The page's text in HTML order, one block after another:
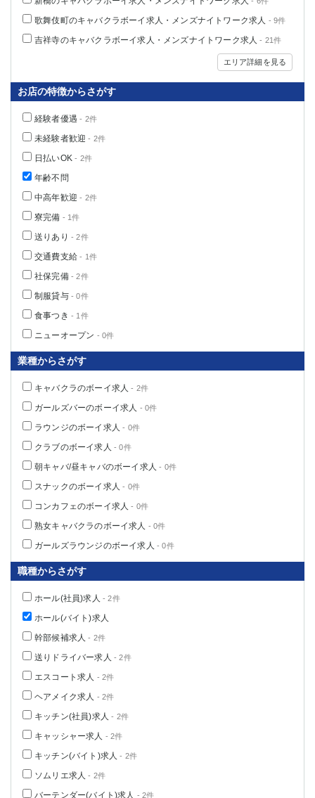
歌舞伎町のキャバクラボーイ求人・メンズナイトワーク求人 - 9件
吉祥寺のキャバクラボーイ求人・メンズナイトワーク求人 - 21件
エリア詳細を見る
お店の特徴からさがす
経験者優遇 - 2件
未経験者歓迎 - 2件
日払いOK - 2件
年齢不問
中高年歓迎 - 2件
寮完備 - 1件
送りあり - 2件
交通費支給 - 1件
社保完備- 2件
制服貸与- 0件
食事つき - 1件
ニューオープン - 0件
業種からさがす
キャバクラのボーイ求人 - 2件
ガールズバーのボーイ求人 - 0件
ラウンジのボーイ求人 - 0件
クラブのボーイ求人 - 0件
朝キャバ/昼キャバのボーイ求人 - 0件
スナックのボーイ求人 - 0件
コンカフェのボーイ求人 - 0件
熟女キャバクラのボーイ求人 - 0件
ガールズラウンジのボーイ求人 - 0件
職種からさがす
ホール(社員)求人 - 2件
ホール(バイト)求人
幹部候補求人 - 2件
送りドライバー求人 - 2件
エスコート求人 - 2件
ヘアメイク求人 - 2件
キッチン(社員)求人 - 2件
キャッシャー求人 - 2件
キッチン(バイト)求人 - 2件
ソムリエ求人 - 2件
バーテンダー(バイト)求人 - 2件
栃木県
宇都宮
小山
茨城県
土浦
群馬県
高崎
該当求人 0件